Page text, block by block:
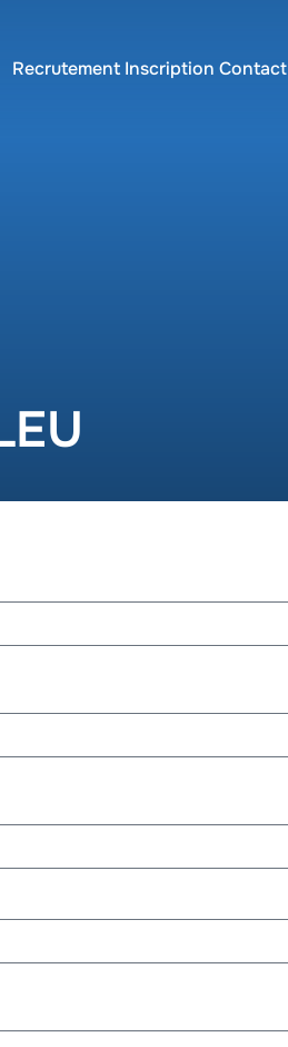
Recrutement Inscription Contact